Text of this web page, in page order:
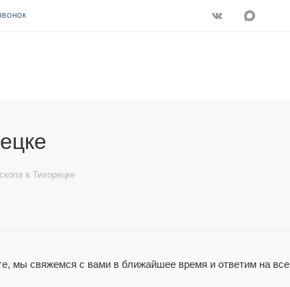
в Тихорецке
мы свяжемся с вами в ближайшее время и ответим на все